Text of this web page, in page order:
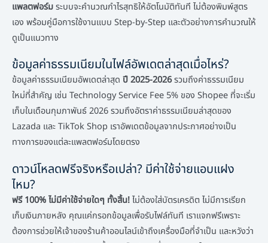
แพลตฟอร์มระบบจะคำนวณกำไรสุทธิให้อัตโนมัติทันที ไม่ต้องพิมพ์สูตร
เอง พร้อมคู่มือการใช้งานแบบ Step-by-Step และตัวอย่างการคำนวณให้
ดูเป็นแนวทาง
ข้อมูลค่าธรรมเนียมในไฟล์อัพเดตล่าสุดเมื่อไหร่?
ข้อมูลค่าธรรมเนียมอัพเดตล่าสุด ปี 2025-2026รวมถึงค่าธรรมเนียม
ใหม่ที่สำคัญ เช่น Technology Service Fee 5% ของ Shopee ที่จะเริ่ม
เก็บในเดือนกุมภาพันธ์ 2026 รวมถึงอัตราค่าธรรมเนียมล่าสุดของ
Lazada และ TikTok Shop เราอัพเดตข้อมูลจากประกาศอย่างเป็น
ทางการของแต่ละแพลตฟอร์มโดยตรง
ดาวน์โหลดฟรีจริงหรือเปล่า? มีค่าใช้จ่ายแอบแฝง
ไหม?
ฟรี 100% ไม่มีค่าใช้จ่ายใดๆ ทั้งสิ้น!ไม่ต้องใส่บัตรเครดิต ไม่มีการเรียก
เก็บเงินภายหลัง คุณแค่กรอกข้อมูลเพื่อรับไฟล์ทันที เราแจกฟรีเพราะ
ต้องการช่วยให้เจ้าของร้านค้าออนไลน์เข้าถึงเครื่องมือที่จำเป็น และหวังว่า